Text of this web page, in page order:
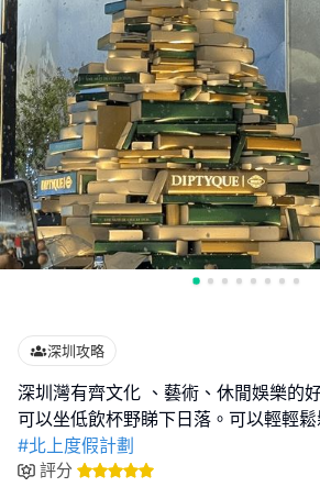
深圳攻略
深圳灣有齊文化 、藝術、休閒娛樂的
#北上度假計劃
評分